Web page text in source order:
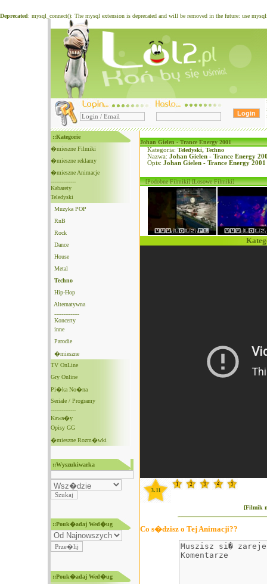
Deprecated: mysql_connect(): The mysql extension is deprecated and will be removed in the future: use
::Kategorie
�mieszne Filmiki
�mieszne reklamy
�mieszne Animacje
--------------
Kabarety
Teledyski
Muzyka POP
RnB
Rock
Dance
House
Metal
Techno
Hip-Hop
Alternatywna
--------------
Koncerty
inne
Parodie
�mieszne
TV OnLine
Gry Online
Pi�ka No�na
Seriale / Programy
--------------
Kawa�y
Opisy GG
�mieszne Rozm�wki
::Wyszukiwarka
::Pouk�adaj Wed�ug
::Pouk�adaj Wed�ug
Johan Gielen - Trance Energy 2001
Kategoria: Teledyski, Techno
Nazwa: Johan Gielen - Trance Energy
Opis: Johan Gielen - Trance Energy 2001
[Podobne Filmiki] [Losowe Filmiki]
3.11
[Filmik
Co s�dzisz o Tej Animacji??